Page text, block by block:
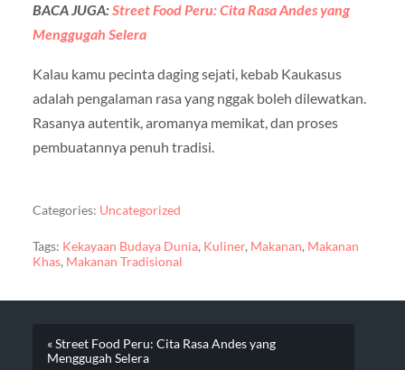
BACA JUGA:Street Food Peru: Cita Rasa Andes yang
Menggugah Selera
Kalau kamu pecinta daging sejati, kebab Kaukasus
adalah pengalaman rasa yang nggak boleh dilewatkan.
Rasanya autentik, aromanya memikat, dan proses
pembuatannya penuh tradisi.
Categories: Uncategorized
Tags: Kekayaan Budaya Dunia, Kuliner, Makanan, Makanan
Khas, Makanan Tradisional
« Street Food Peru: Cita Rasa Andes yang
Menggugah Selera